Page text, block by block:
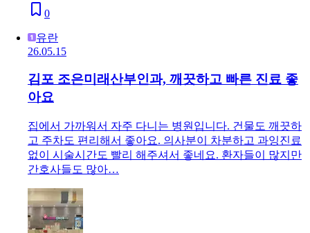
0
유란
26.05.15
김포 조은미래산부인과, 깨끗하고 빠른 진료 좋
아요
집에서 가까워서 자주 다니는 병원입니다. 건물도 깨끗하
고 주차도 편리해서 좋아요. 의사분이 차분하고 과잉진료
없이 시술시간도 빨리 해주셔서 좋네요. 환자들이 많지만
간호사들도 많아…